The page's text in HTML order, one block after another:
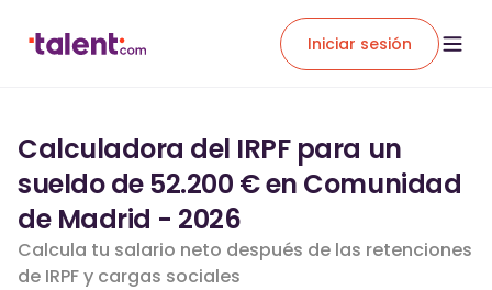
Iniciar sesión
Calculadora del IRPF para un
sueldo de 52.200 € en Comunidad
de Madrid - 2026
Calcula tu salario neto después de las retenciones
de IRPF y cargas sociales